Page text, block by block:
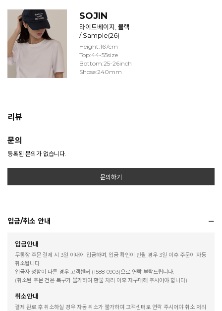
SOJIN
라이트베이지, 블랙
/ Sample(26)
Height:167cm
Top:44-55size
Bottom:25-26inch
Shose:240mm
리뷰
문의
등록된 문의가 없습니다.
문의하기
입금/취소 안내
입금안내
무통장 주문 결제 시 3일 이내에 입금하며, 입금 확인이 안될 경우 3일 이후 주문이 자동
취소됩니다.
입금자 성함이 다른 경우 고객센터 (1588-0903)으로 연락 부탁드립니다.
(취소된 주문 건은 복구가 불가하여 환불 처리 이후 재구매해 주시어야 합니다)
취소안내
결제 완료 후 취소하실 경우 자동 취소가 불가하여 고객센터로 연락 주시어야 취소 처리